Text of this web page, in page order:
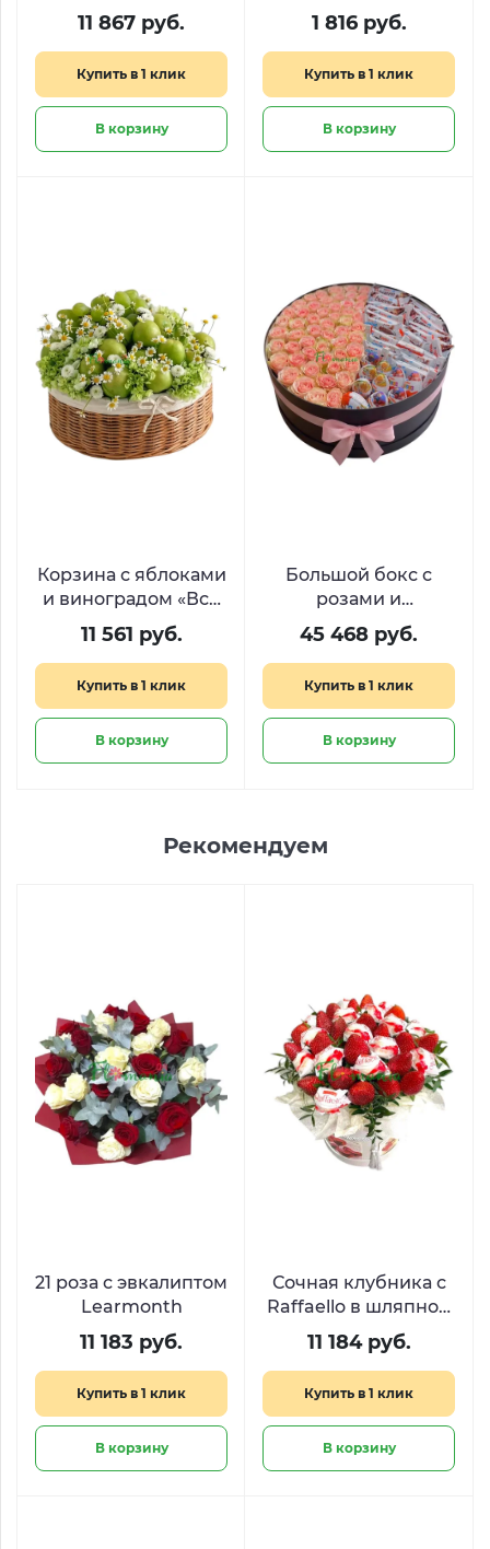
клубникой «Аромат
нежности»
11 867 руб.
Купить в 1 клик
В корзину
шара в форме
сердца
1 816 руб.
Купить в 1 клик
В корзину
Корзина с яблоками
и виноградом «Всё
будет сочно»
11 561 руб.
Купить в 1 клик
В корзину
Большой бокс с
розами и
шоколадом Киндер
«Остров желаний»
45 468 руб.
Купить в 1 клик
В корзину
Рекомендуем
21 роза с эвкалиптом
Learmonth
11 183 руб.
Купить в 1 клик
В корзину
Сочная клубника с
Raffaello в шляпной
коробке
11 184 руб.
Купить в 1 клик
В корзину